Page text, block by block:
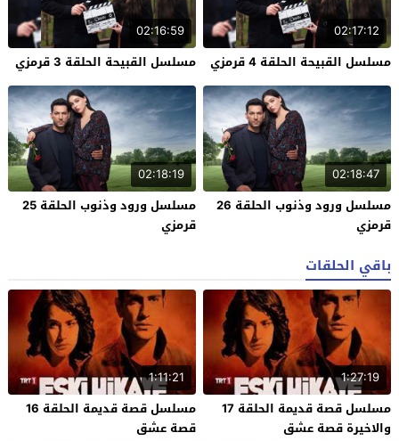
02:17:12
مسلسل القبيحة الحلقة 4 قرمزي
02:16:59
مسلسل القبيحة الحلقة 3 قرمزي
02:18:47
مسلسل ورود وذنوب الحلقة 26
قرمزي
02:18:19
مسلسل ورود وذنوب الحلقة 25
قرمزي
باقي الحلقات
1:27:19
مسلسل قصة قديمة الحلقة 17
والاخيرة قصة عشق
1:11:21
مسلسل قصة قديمة الحلقة 16
قصة عشق